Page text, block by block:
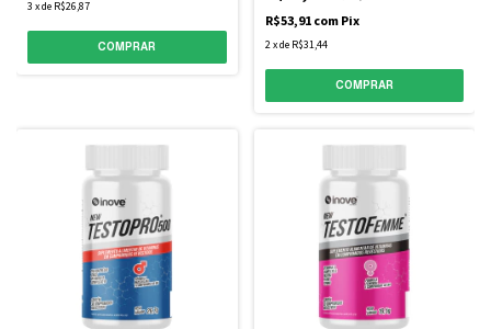
3 xde R$26,87
R$53,91 com Pix
2xde R$31,44